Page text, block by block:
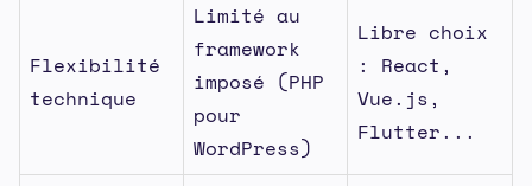
Flexibilité
technique
Limité au
framework
imposé (PHP
pour
WordPress)
Libre choix
: React,
Vue.js,
Flutter...